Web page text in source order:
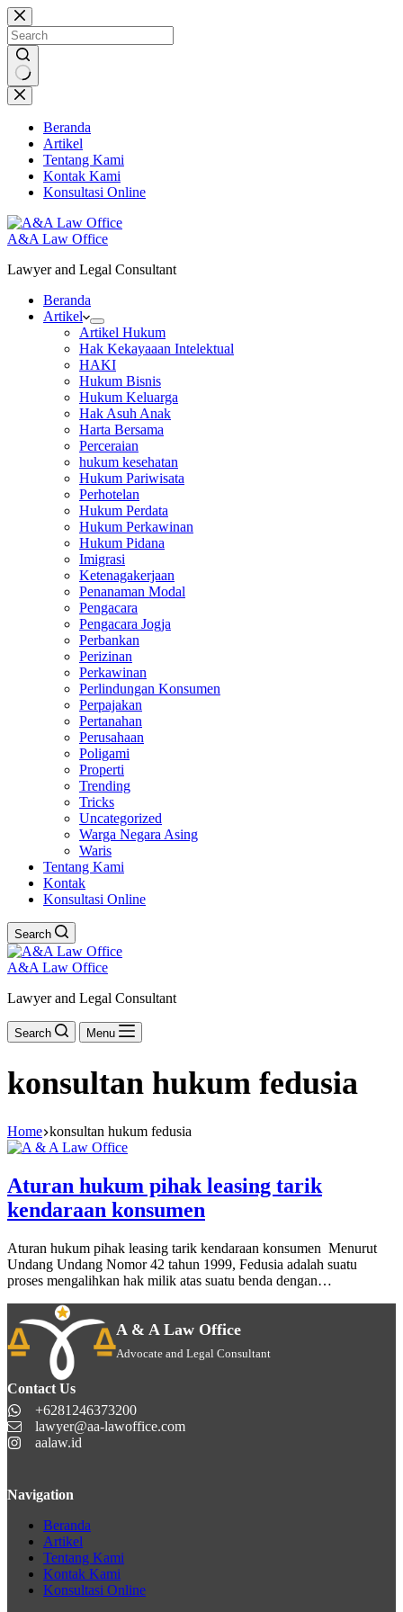
Skip
to
content
No
results
Beranda
Artikel
Tentang Kami
Kontak Kami
Konsultasi Online
A&A Law Office
Lawyer and Legal Consultant
Beranda
Artikel
Artikel Hukum
Hak Kekayaaan Intelektual
HAKI
Hukum Bisnis
Hukum Keluarga
Hak Asuh Anak
Harta Bersama
Perceraian
hukum kesehatan
Hukum Pariwisata
Perhotelan
Hukum Perdata
Hukum Perkawinan
Hukum Pidana
Imigrasi
Ketenagakerjaan
Penanaman Modal
Pengacara
Pengacara Jogja
Perbankan
Perizinan
Perkawinan
Perlindungan Konsumen
Perpajakan
Pertanahan
Perusahaan
Poligami
Properti
Trending
Tricks
Uncategorized
Warga Negara Asing
Waris
Tentang Kami
Kontak
Konsultasi Online
Search
A&A Law Office
Lawyer and Legal Consultant
Search Menu
konsultan hukum fedusia
Home konsultan hukum fedusia
Aturan hukum pihak leasing tarik
kendaraan konsumen
Aturan hukum pihak leasing tarik kendaraan konsumen Menurut
Undang Undang Nomor 42 tahun 1999, Fedusia adalah suatu
proses mengalihkan hak milik atas suatu benda dengan…
A & A Law Office
Advocate and Legal Consultant
Contact Us
+6281246373200
lawyer@aa-lawoffice.com
aalaw.id
Navigation
Beranda
Artikel
Tentang Kami
Kontak Kami
Konsultasi Online